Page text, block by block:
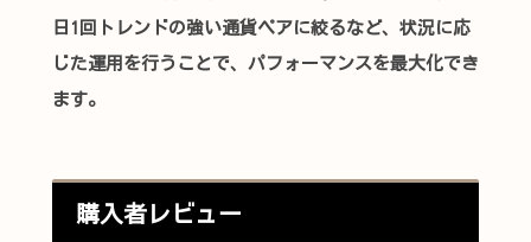
日1回トレンドの強い通貨ペアに絞るなど、 状況に応
じた運用を行うことで、パフォーマンスを最大化でき
ます。
購入者レビュー